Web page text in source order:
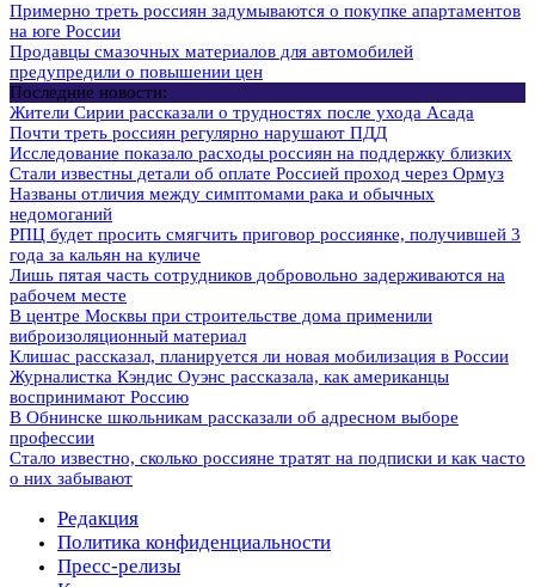
Примерно треть россиян задумываются о покупке апартаментов
на юге России
Продавцы смазочных материалов для автомобилей
предупредили о повышении цен
Последние новости:
Жители Сирии рассказали о трудностях после ухода Асада
Почти треть россиян регулярно нарушают ПДД
Исследование показало расходы россиян на поддержку близких
Стали известны детали об оплате Россией проход через Ормуз
Названы отличия между симптомами рака и обычных
недомоганий
РПЦ будет просить смягчить приговор россиянке, получившей 3
года за кальян на куличе
Лишь пятая часть сотрудников добровольно задерживаются на
рабочем месте
В центре Москвы при строительстве дома применили
виброизоляционный материал
Клишас рассказал, планируется ли новая мобилизация в России
Журналистка Кэндис Оуэнс рассказала, как американцы
воспринимают Россию
В Обнинске школьникам рассказали об адресном выборе
профессии
Стало известно, сколько россияне тратят на подписки и как часто
о них забывают
Редакция
Политика конфиденциальности
Пресс-релизы